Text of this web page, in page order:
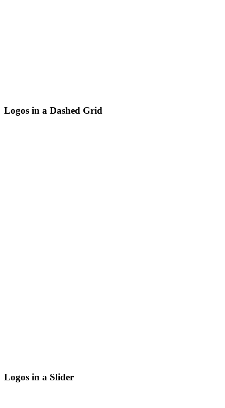
Logos in a Dashed Grid
Logos in a Slider